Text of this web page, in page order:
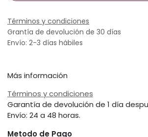
Términos y condiciones
Grantía de devolución de 30 días
Envío: 2-3 días hábiles
Más información
Términos y condiciones
Garantía de devolución de 1 día
Envío: 24 a 48 horas.
Metodo de Pago